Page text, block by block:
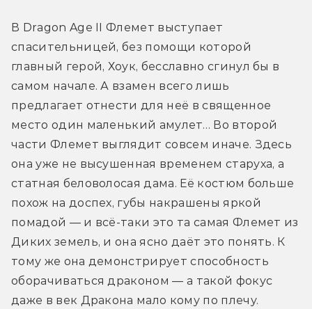
В Dragon Age II Флемет выступает
спасительницей, без помощи которой
главный герой, Хоук, бесславно сгинул бы в
самом начале. А взамен всего лишь
предлагает отнести для неё в священное
место один маленький амулет… Во второй
части Флемет выглядит совсем иначе. Здесь
она уже не высушенная временем старуха, а
статная беловолосая дама. Её костюм больше
похож на доспех, губы накрашены яркой
помадой — и всё-таки это та самая Флемет из
Диких земель, и она ясно даёт это понять. К
тому же она демонстрирует способность
оборачиваться драконом — а такой фокус
даже в век Дракона мало кому по плечу.